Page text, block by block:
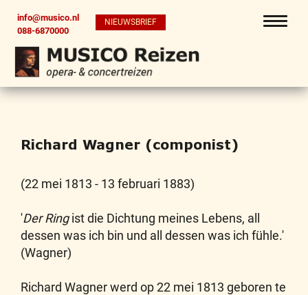
info@musico.nl
088-6870000
NIEUWSBRIEF
Richard Wagner (componist)
(22 mei 1813 - 13 februari 1883)
'Der Ringist die Dichtung meines Lebens, all
dessen was ich bin und all dessen was ich fühle.'
(Wagner)
Richard Wagner werd op 22 mei 1813 geboren te